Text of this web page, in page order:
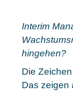
Interim
hingehen?
Die
Das zeigen